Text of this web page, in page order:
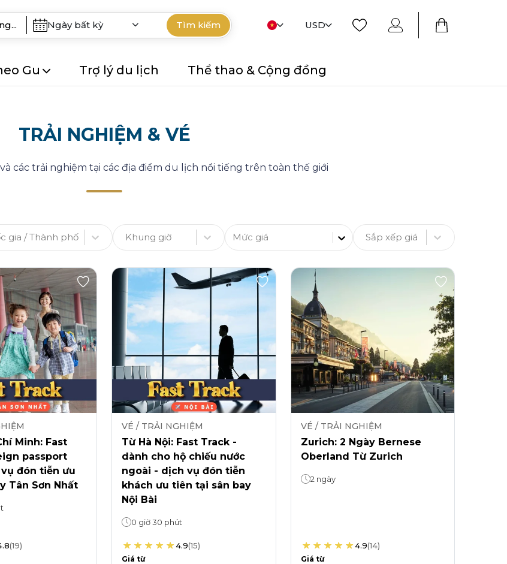
Ngày bất kỳ Tìm kiếm USD
Gu Trợ lý du lịch Thể thao & Cộng đồng
TRẢI NGHIỆM & VÉ
các trải nghiệm tại các địa điểm du lịch nổi tiếng trên toàn thế giới
gia / Thành phố Khung giờ Mức giá Sắp xếp giá
Minh: Fast
passport
đón tiễn ưu
Tân Sơn Nhất
(19)
VÉ / TRẢI NGHIỆM
Từ Hà Nội: Fast Track -
dành cho hộ chiếu nước
ngoài - dịch vụ đón tiễn
khách ưu tiên tại sân bay
Nội Bài
0 giờ 30 phút
4.9(15)
Giá từ
VÉ / TRẢI NGHIỆM
Zurich: 2 Ngày Bernese
Oberland Từ Zurich
2 ngày
4.9(14)
Giá từ